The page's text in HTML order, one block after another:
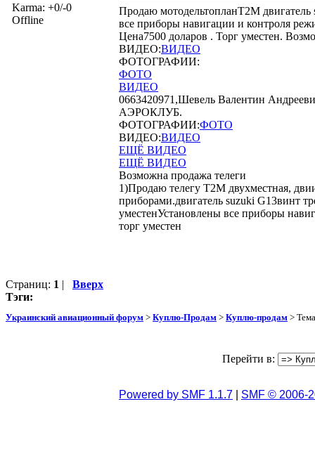
Karma: +0/-0
Offline
Продаю мотодельтопланТ2М двигатель
все приборы навигации и контроля
Цена7500 доларов . Торг уместен.
ВИДЕО:ВИДЕО
ФОТОГРАФИИ:
ФОТО
ВИДЕО
0663420971,Шевель Валентин
АЭРОКЛУБ.
ФОТОГРАФИИ:ФОТО
ВИДЕО:ВИДЕО
ЕЩЁ ВИДЕО
ЕЩЁ ВИДЕО
Возможна продажа телеги
1)Продаю телегу Т2М двухместная,
приборами.двигатель suzuki G13винт
уместенУстановлены все приборы
торг уместен
Страниц: 1 | Вверх
Тэги:
Украинский авиационный форум > Куплю-Продам > Куплю-продам >
Перейти в:
Powered by SMF 1.1.7 SMF © 2006-